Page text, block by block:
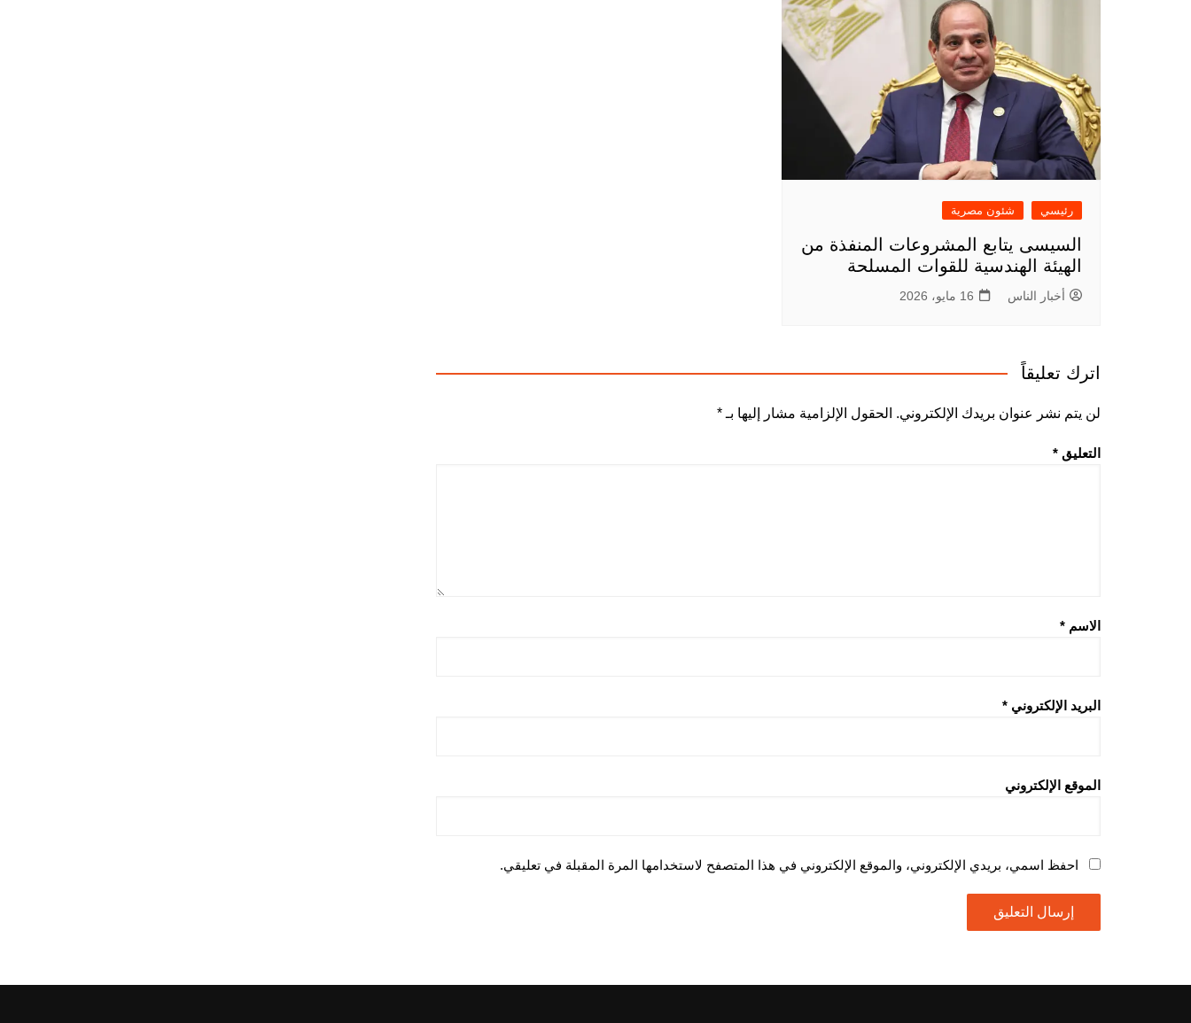
رئيسي شئون مصرية
السيسى يتابع المشروعات المنفذة من
الهيئة الهندسية للقوات المسلحة
أخبار الناس 16 مايو، 2026
اترك تعليقاً
لن يتم نشر عنوان بريدك الإلكتروني. الحقول الإلزامية مشار إليها بـ *
التعليق *
الاسم *
البريد الإلكتروني *
الموقع الإلكتروني
احفظ اسمي، بريدي الإلكتروني، والموقع الإلكتروني في هذا المتصفح لاستخدامها المرة المقبلة في تعليقي.